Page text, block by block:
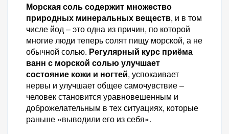
Морская соль содержит множество
природных минеральных веществ, и в том
числе йод – это одна из причин, по которой
многие люди теперь солят пищу морской, а не
обычной солью. Регулярный курс приёма
ванн с морской солью улучшает
состояние кожи и ногтей, успокаивает
нервы и улучшает общее самочувствие –
человек становится уравновешенным и
доброжелательным в тех ситуациях, которые
раньше «выводили его из себя».